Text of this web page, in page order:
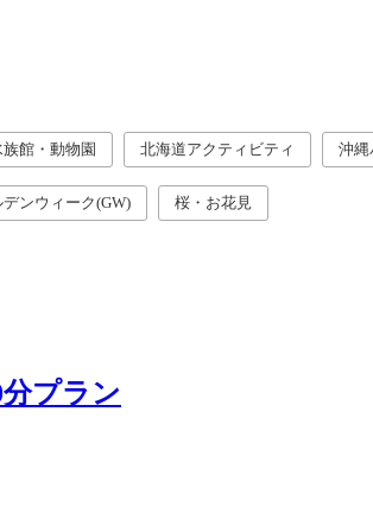
族館・動物園 北海道アクティビティ 沖縄
デンウィーク(GW) 桜・お花見
プラン